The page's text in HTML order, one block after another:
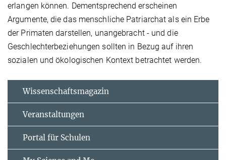
erlangen können. Dementsprechend erscheinen
Argumente, die das menschliche Patriarchat als ein Erbe
der Primaten darstellen, unangebracht - und die
Geschlechterbeziehungen sollten in Bezug auf ihren
sozialen und ökologischen Kontext betrachtet werden.
Wissenschaftsmagazin
Veranstaltungen
Portal für Schulen